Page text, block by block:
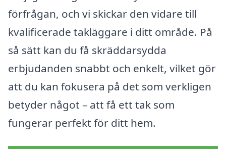
förfrågan, och vi skickar den vidare till
kvalificerade takläggare i ditt område. På
så sätt kan du få skräddarsydda
erbjudanden snabbt och enkelt, vilket gör
att du kan fokusera på det som verkligen
betyder något – att få ett tak som
fungerar perfekt för ditt hem.